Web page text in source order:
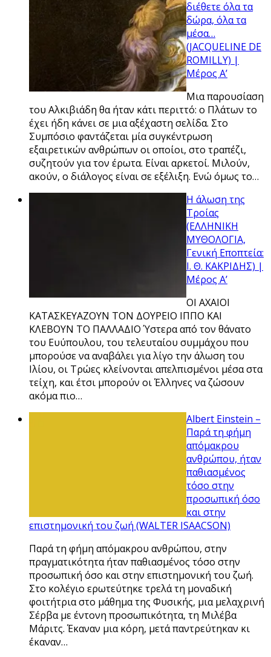
διέθετε όλα τα
δώρα, όλα τα
μέσα…
(JACQUELINE DE
ROMILLY) |
Μέρος Α’
Μια παρουσίαση
του Αλκιβιάδη θα ήταν κάτι περιττό: ο Πλάτων το
έχει ήδη κάνει σε μια αξέχαστη σελίδα. Στο
Συμπόσιο φαντάζεται μία συγκέντρωση
εξαιρετικών ανθρώπων οι οποίοι, στο τραπέζι,
συζητούν για τον έρωτα. Είναι αρκετοί. Μιλούν,
ακούν, ο διάλογος είναι σε εξέλιξη. Ενώ όμως το…
Η άλωση της
Τροίας
(ΕΛΛΗΝΙΚΗ
ΜΥΘΟΛΟΓΙΑ,
Γενική Εποπτεία:
Ι. Θ. ΚΑΚΡΙΔΗΣ) |
Μέρος Α’
ΟΙ ΑΧΑΙΟΙ
ΚΑΤΑΣΚΕΥΑΖΟΥΝ ΤΟΝ ΔΟΥΡΕΙΟ ΙΠΠΟ ΚΑΙ
ΚΛΕΒΟΥΝ ΤΟ ΠΑΛΛΑΔΙΟ Ύστερα από τον θάνατο
του Ευύπουλου, του τελευταίου συμμάχου που
μπορούσε να αναβάλει για λίγο την άλωση του
Ιλίου, οι Τρώες κλείνονται απελπισμένοι μέσα στα
τείχη, και έτσι μπορούν οι Έλληνες να ζώσουν
ακόμα πιο…
Albert Einstein –
Παρά τη φήμη
απόμακρου
ανθρώπου, ήταν
παθιασμένος
τόσο στην
προσωπική όσο
και στην
επιστημονική του ζωή (WALTER ISAACSON)
Παρά τη φήμη απόμακρου ανθρώπου, στην
πραγματικότητα ήταν παθιασμένος τόσο στην
προσωπική όσο και στην επιστημονική του ζωή.
Στο κολέγιο ερωτεύτηκε τρελά τη μοναδική
φοιτήτρια στο μάθημα της Φυσικής, μια μελαχρινή
Σέρβα με έντονη προσωπικότητα, τη Μιλέβα
Μάριτς. Έκαναν μια κόρη, μετά παντρεύτηκαν κι
έκαναν…